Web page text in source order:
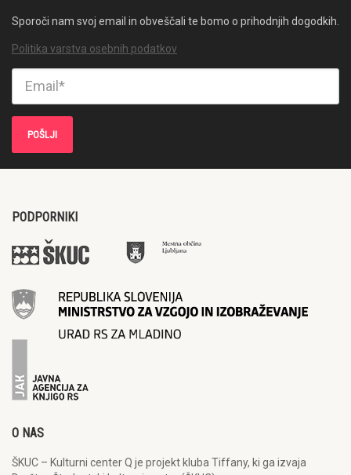
Sporoči nam svoj email in obveščali te bomo o prihodnjih dogodkih.
Politika varstva osebnih podatkov
PODPORNIKI
O NAS
ŠKUC – Kulturni center Q je projekt kluba Tiffany, ki ga izvaja